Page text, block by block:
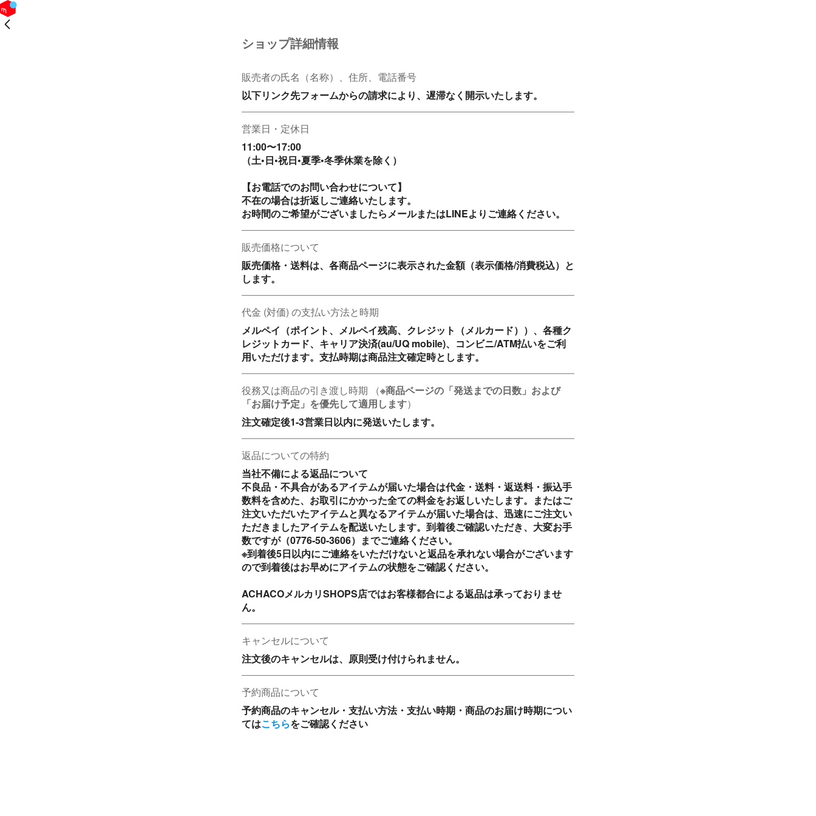
戻る
ショップ詳細情報
販売者の氏名（名称）、住所、電話番号
以下リンク先フォームからの請求により、遅滞なく開示いたします。
営業日・定休日
11:00〜17:00
（土•日•祝日•夏季•冬季休業を除く）
【お電話でのお問い合わせについて】
不在の場合は折返しご連絡いたします。
お時間のご希望がございましたらメールまたはLINEよりご連絡ください。
販売価格について
販売価格・送料は、各商品ページに表示された金額（表示価格/消費税込）と
します。
代金 (対価) の支払い方法と時期
メルペイ（ポイント、メルペイ残高、クレジット（メルカード））、各種ク
レジットカード、キャリア決済(au/UQ mobile)、コンビニ/ATM払いをご利
用いただけます。支払時期は商品注文確定時とします。
役務又は商品の引き渡し時期 （※商品ページの「発送までの日数」および
「お届け予定」を優先して適用します）
注文確定後1-3営業日以内に発送いたします。
返品についての特約
当社不備による返品について
不良品・不具合があるアイテムが届いた場合は代金・送料・返送料・振込手
数料を含めた、お取引にかかった全ての料金をお返しいたします。またはご
注文いただいたアイテムと異なるアイテムが届いた場合は、迅速にご注文い
ただきましたアイテムを配送いたします。到着後ご確認いただき、大変お手
数ですが（0776-50-3606）までご連絡ください。
※到着後5日以内にご連絡をいただけないと返品を承れない場合がございます
ので到着後はお早めにアイテムの状態をご確認ください。
ACHACOメルカリSHOPS店ではお客様都合による返品は承っておりませ
ん。
キャンセルについて
注文後のキャンセルは、原則受け付けられません。
予約商品について
予約商品のキャンセル・支払い方法・支払い時期・商品のお届け時期につい
てはこちらをご確認ください